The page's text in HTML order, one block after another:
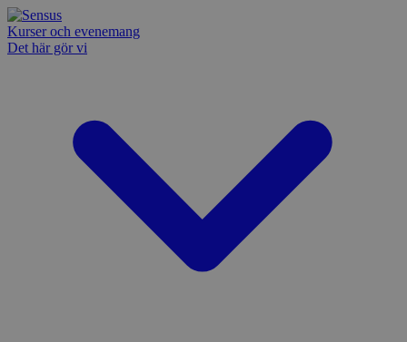
Kurser och evenemang
Det här gör vi